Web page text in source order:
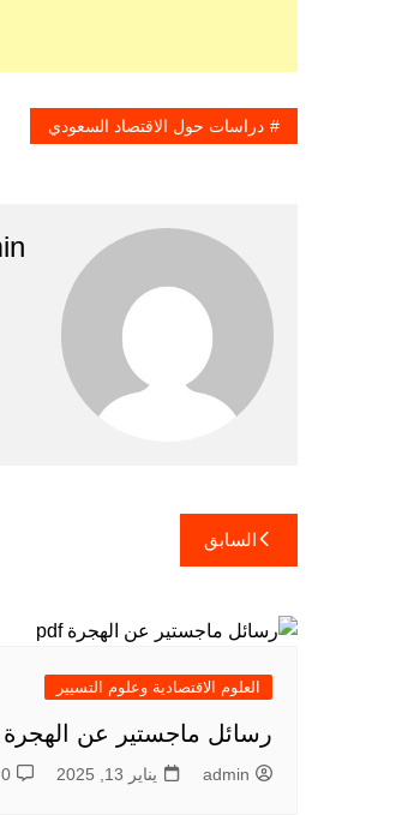
دراسات حول الاقتصاد السعودي
تصفّح
المقالات
السابق
العلوم الاقتصادية وعلوم التسيير
رسائل ماجستير عن الهجرة pdf
admin يناير 13, 2025 0